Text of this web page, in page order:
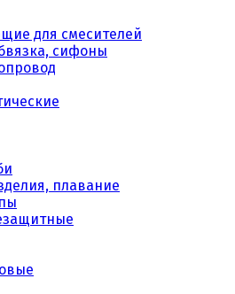
для смесителей
сифоны
плавание